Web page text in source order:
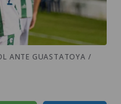
ANTE GUASTATOYA /